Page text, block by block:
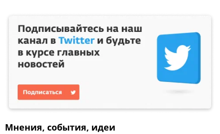
Мнения, события, идеи